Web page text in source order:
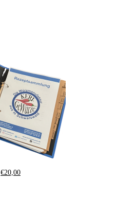
Ursprünglicher Preis war: €25,00
€20,00Aktueller Preis ist: €20,00.